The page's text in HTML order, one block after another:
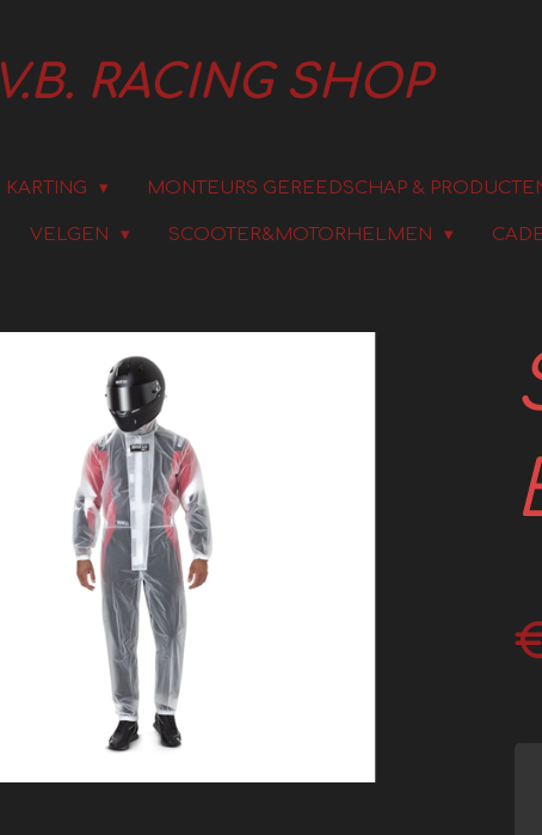
V.B. RACING SHOP
KARTING MONTEURS GEREEDSCHAP &
VELGEN SCOOTER&MOTORHELMEN